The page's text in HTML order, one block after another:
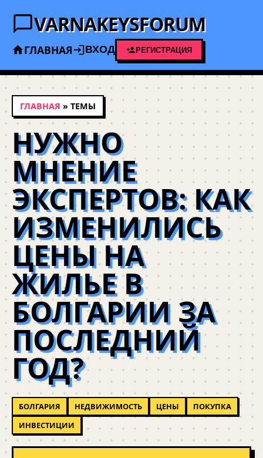
VARNAKEYSFORUM
ГЛАВНАЯ ВХОД РЕГИСТРАЦИЯ
ГЛАВНАЯ » ТЕМЫ
НУЖНО
МНЕНИЕ
ЭКСПЕРТОВ: КАК
ИЗМЕНИЛИСЬ
ЦЕНЫ НА
ЖИЛЬЕ В
БОЛГАРИИ ЗА
ПОСЛЕДНИЙ
ГОД?
БОЛГАРИЯ НЕДВИЖИМОСТЬ ЦЕНЫ
ПОКУПКА
ИНВЕСТИЦИИ